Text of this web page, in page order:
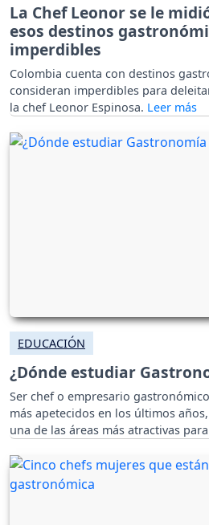
La Chef Leonor se le
esos destinos
imperdibles
Colombia cuenta con destinos
consideran imperdibles para
la chef Leonor Espinosa.
EDUCACIÓN
¿Dónde estudiar
Ser chef o empresario
más apetecidos en los últimos
una de las áreas más atractivas